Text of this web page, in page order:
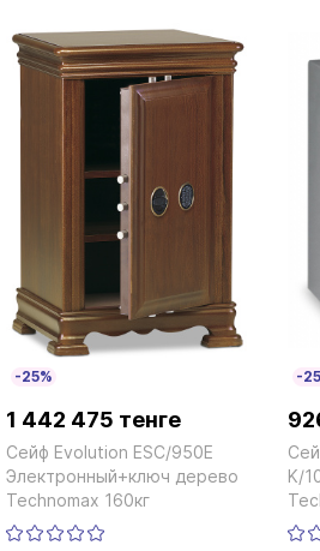
-25%
1 442 475 тенге
Сейф Evolution ESC/950E
Электронный+ключ дерево
Technomax 160кг
-
K/